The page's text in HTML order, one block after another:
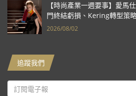
【時尚產業一週要事】愛馬
門終結虧損、Kering轉型策
報亮眼
2026/08/02
追蹤我們